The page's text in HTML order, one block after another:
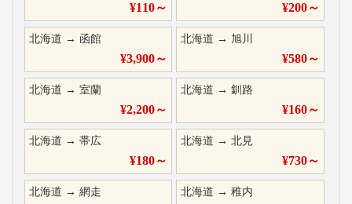
¥110～ ¥200～
北海道 → 函館
¥3,900～
北海道 →旭川
¥580～
北海道 → 室蘭
¥2,200～
北海道 →釧路
¥160～
北海道 → 帯広
¥180～
北海道 →北見
¥730～
北海道 → 網走 北海道 →稚内